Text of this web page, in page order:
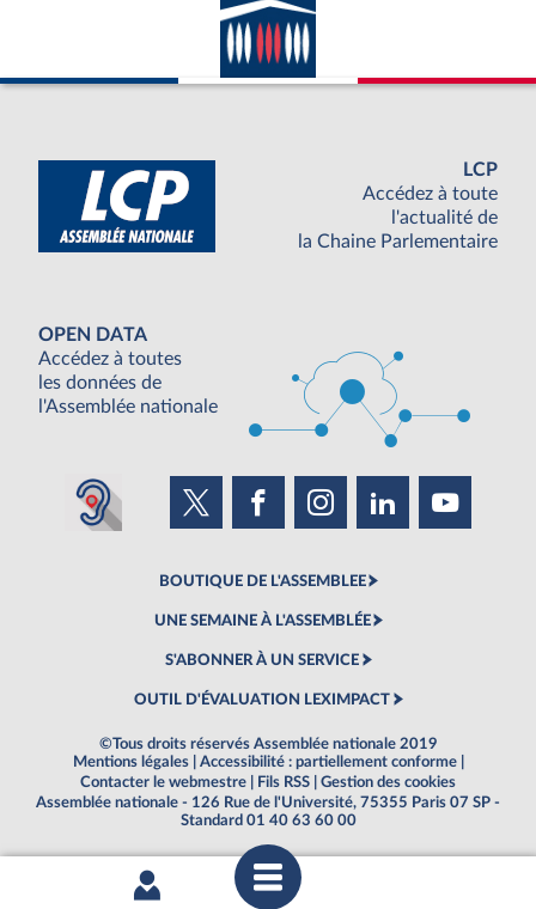
LCP
Accédez à toute
l'actualité de
la Chaine Parlementaire
OPEN DATA
Accédez à toutes
les données de
l'Assemblée nationale
BOUTIQUE DE L'ASSEMBLEE
UNE SEMAINE À L'ASSEMBLÉE
S'ABONNER À UN SERVICE
OUTIL D'ÉVALUATION LEXIMPACT
©Tous droits réservés Assemblée nationale 2019
Mentions légales
Accessibilité : partiellement conforme
Contacter le webmestre
Fils RSS
Gestion des cookies
Assemblée nationale - 126 Rue de l'Université, 75355 Paris 07 SP -
Standard 01 40 63 60 00